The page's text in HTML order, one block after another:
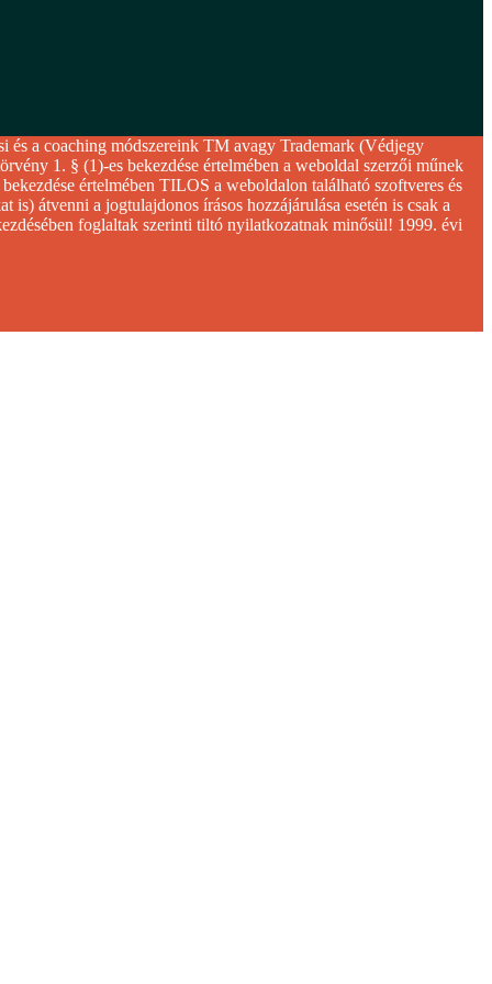
a coaching módszereink TM avagy Trademark (Védjegy
1. § (1)-es bekezdése értelmében a weboldal szerzői műnek
értelmében TILOS a weboldalon található szoftveres és
átvenni a jogtulajdonos írásos hozzájárulása esetén is csak a
foglaltak szerinti tiltó nyilatkozatnak minősül! 1999. évi